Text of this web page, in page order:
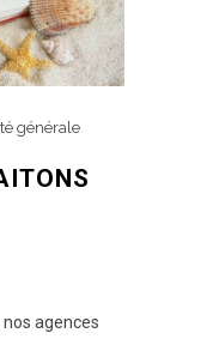
générale
agences